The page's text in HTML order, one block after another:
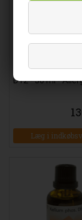
Cellesalt 2:
D12 - 50 ml -
Læg i